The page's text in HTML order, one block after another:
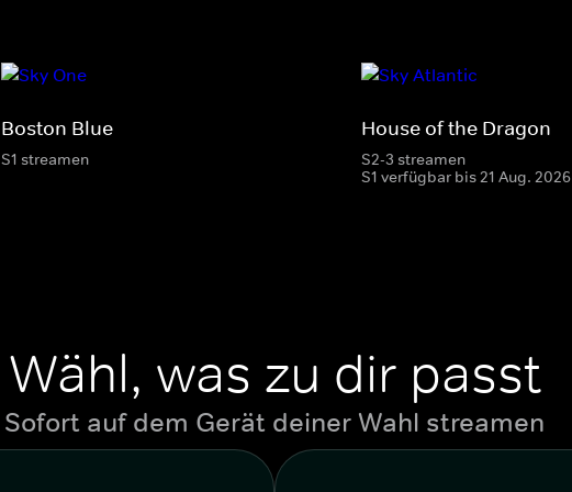
Boston Blue
S1 streamen
House of the Dragon
S2-3 streamen
S1 verfügbar bis 21 Aug. 2026
Wähl, was zu dir passt
Sofort auf dem Gerät deiner Wahl streamen